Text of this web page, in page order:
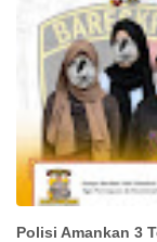
Polisi Amankan 3